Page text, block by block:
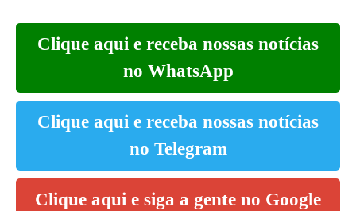
Clique aqui e receba nossas notícias
no WhatsApp
Clique aqui e receba nossas notícias
no Telegram
Clique aqui e siga a gente no Google